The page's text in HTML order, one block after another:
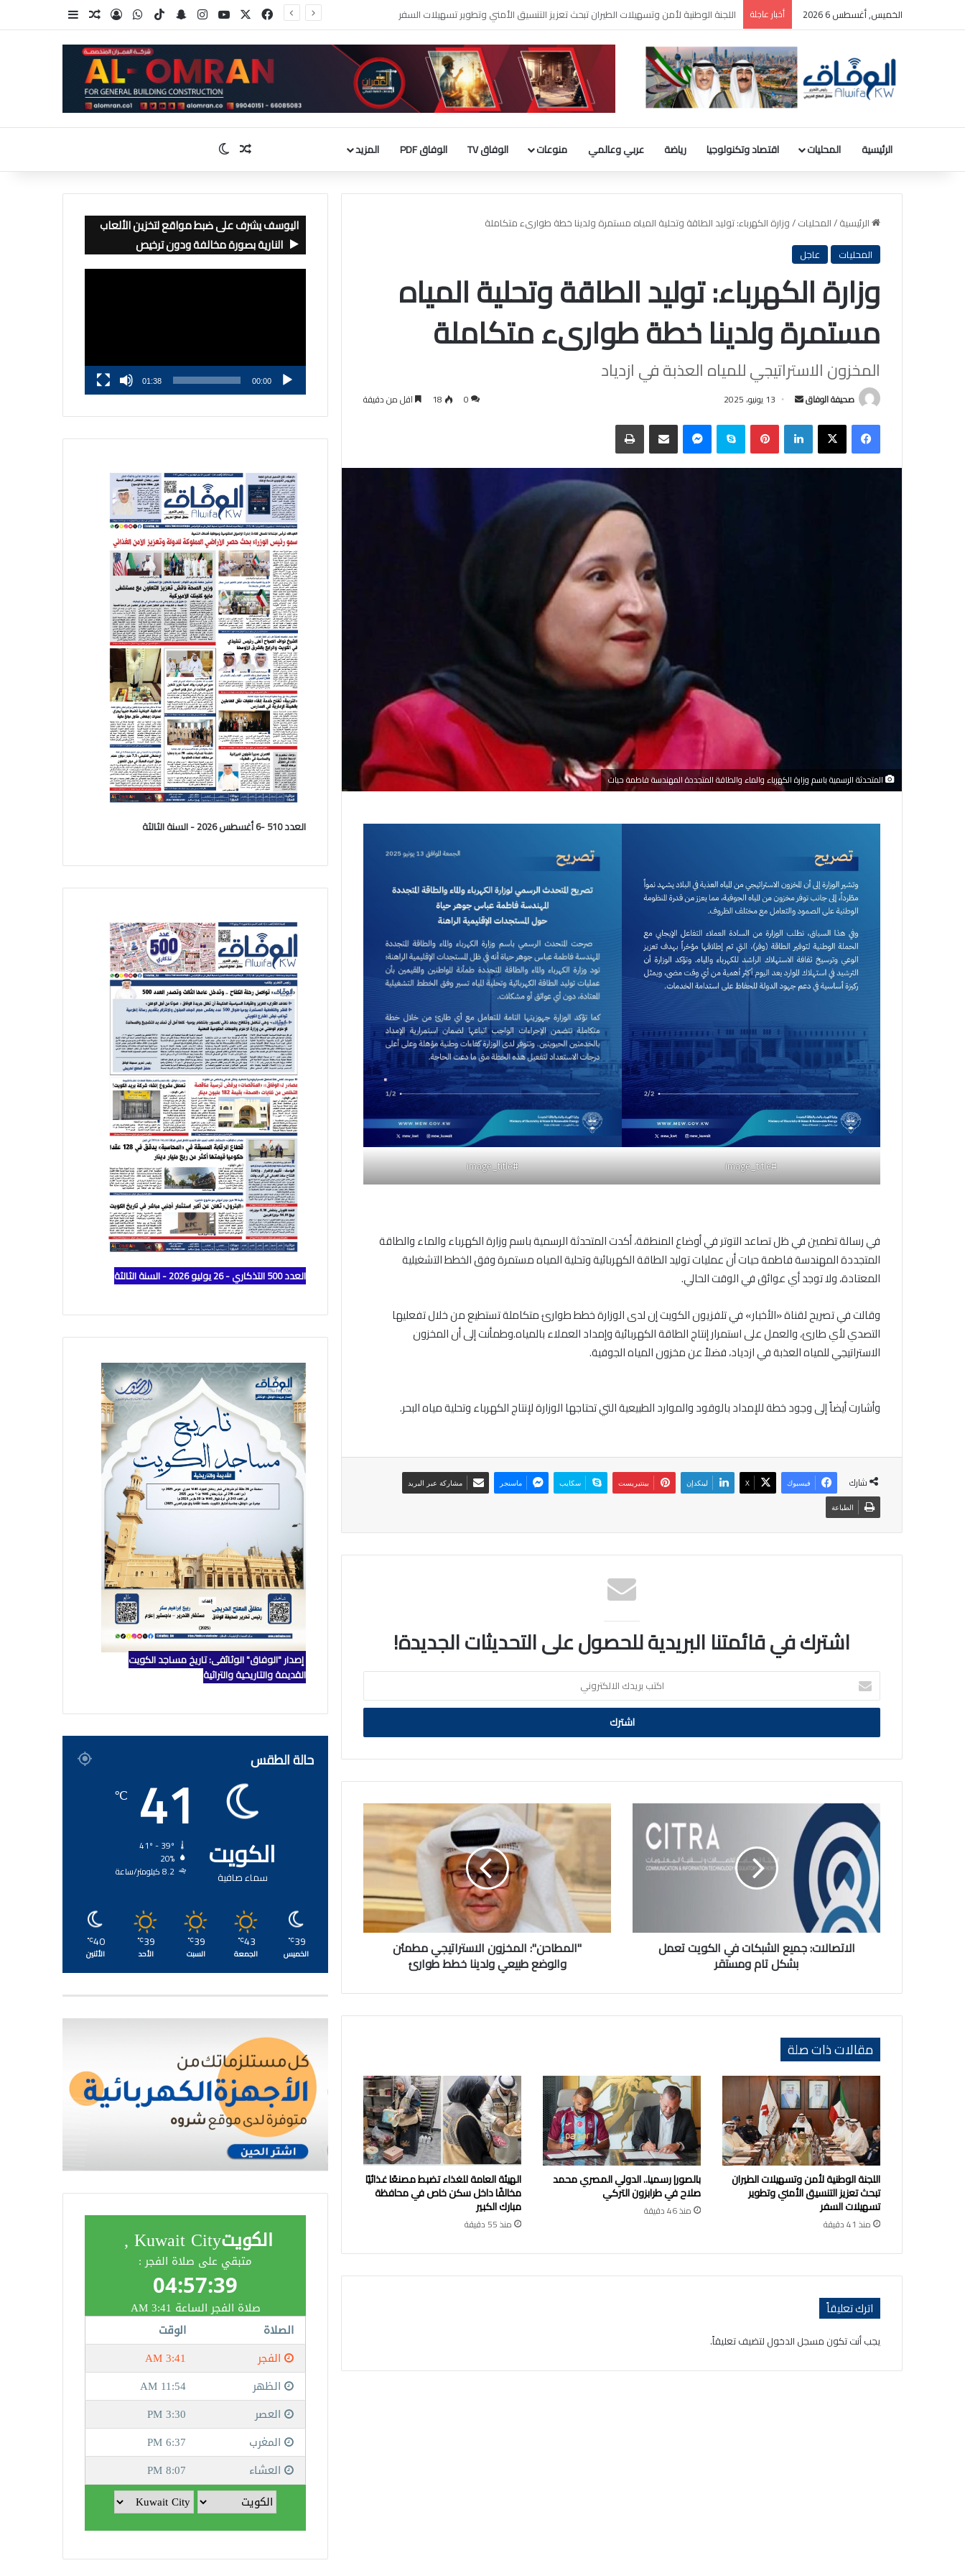
الخميس, أغسطس 6 2026 أخبار عاجلة بالصور| رسميا.. الدولي المصري محمد صلاح في طرابزون التركي فيسبوك ‫YouTubeانستقرامسناب تشات
‫TikTokواتسابتسجيل الدخول
مقال عشوائي
إضافة عمود
الرئيسية المحليات اقتصاد وتكنولوجيا رياضة عربي وعالمي منوعات الوفاق TV الوفاق PDF المزيد مقال عشوائي
الوضع المظلم
الرئيسية/المحليات/وزارة الكهرباء: توليد الطاقة وتحلية المياه مستمرة ولدينا خطة طوارىء متكاملة
المحليات
عاجل
وزارة الكهرباء: توليد الطاقة وتحلية المياه
مستمرة ولدينا خطة طوارىء متكاملة
المخزون الاستراتيجي للمياه العذبة في ازدياد
صحيفة الوفاق
أرسل
إلكترونيا
13 يونيو، 2025 0
18 اقل من دقيقة
فيسبوك‫X لينكدإن بينتيريستسكايب ماسنجر مشاركة عبر البريد الطباعة
المتحدثة الرسمية باسم وزارة الكهرباء والماء والطاقة المتجددة المهندسة فاطمة حيات
#image_title
#image_title
في رسالة تطمين في ظل تصاعد التوتر في أوضاع المنطقة، أكدت المتحدثة الرسمية باسم وزارة الكهرباء والماء والطاقة
المتجددة المهندسة فاطمة حيات أن عمليات توليد الطاقة الكهربائية وتحلية المياه مستمرة وفق الخطط التشغيلية
المعتادة، ولا توجد أي عوائق في الوقت الحالي.
وقالت في تصريح لقناة «الأخبار» في تلفزيون الكويت إن لدى الوزارة خطط طوارئ متكاملة تستطيع من خلال تفعليها
التصدي لأي طارئ، والعمل على استمرار إنتاج الطاقة الكهربائية وإمداد العملاء بالمياه.وطمأنت إلى أن المخزون
الاستراتيجي للمياه العذبة في ازدياد، فضلاً عن مخزون المياه الجوفية.
وأشارت أيضاً إلى وجود خطة للإمداد بالوقود والموارد الطبيعية التي تحتاجها الوزارة لإنتاج الكهرباء وتحلية مياه البحر.
شارك فيسبوك ‫X لينكدإن بينتيريست سكايب ماسنجر مشاركة عبر البريد
الطباعة
اشترك في قائمتنا البريدية للحصول على التحديثات الجديدة!
اكتب
بريدك
الالكتروني
الاتصالات:
جميع
الشبكات
في
الكويت
تعمل
بشكل
تام
ومستقر
الاتصالات: جميع الشبكات في الكويت تعمل
بشكل تام ومستقر
"المطاحن":
والوضع
طبيعي
ولدينا
خطط
طوارئ
"المطاحن": المخزون الاستراتيجي مطمئن
والوضع طبيعي ولدينا خطط طوارئ
مقالات ذات صلة
اللجنة الوطنية لأمن وتسهيلات الطيران
تبحث تعزيز التنسيق الأمني وتطوير
تسهيلات السفر
منذ 41 دقيقة
بالصور| رسميا.. الدولي المصري محمد
صلاح في طرابزون التركي
منذ 46 دقيقة
الهيئة العامة للغذاء تضبط مصنعًا غذائيًا
مخالفًا داخل سكن خاص في محافظة
مبارك الكبير
منذ 55 دقيقة
اترك تعليقاً
يجب أنت تكون مسجل الدخول لتضيف تعليقاً.
اليوسف يشرف على ضبط مواقع لتخزين الألعاب
النارية بصورة مخالفة ودون ترخيص
00:00
01:38
العدد 510 -6 أغسطس 2026 - السنة الثالثة
العدد 500 التذكاري - 26 يوليو 2026 - السنة الثالثة
إصدار "الوفاق" الوثائقي: تاريخ مساجد الكويت
القديمة والتاريخية والتراثية
حالة الطقس
الكويت
سماء صافية
41
℃
20%
8.2 كيلومتر/ساعة
39
℃
الخميس
43
℃
الجمعة
39
℃
السبت
39
℃
الأحد
40
℃
الأثنين